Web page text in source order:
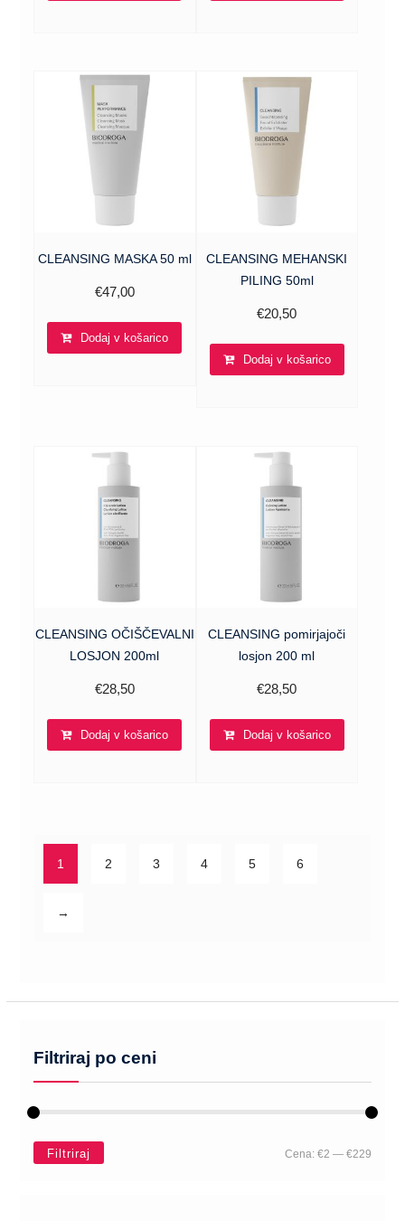
CLEANSING MASKA 50 ml
€47,00
Dodaj v košarico
CLEANSING MEHANSKI
PILING 50ml
€20,50
Dodaj v košarico
CLEANSING OČIŠČEVALNI
LOSJON 200ml
€28,50
Dodaj v košarico
CLEANSING pomirjajoči
losjon 200 ml
€28,50
Dodaj v košarico
1 2 3 4 5 6
→
Filtriraj po ceni
Filtriraj Cena:€2 —€229